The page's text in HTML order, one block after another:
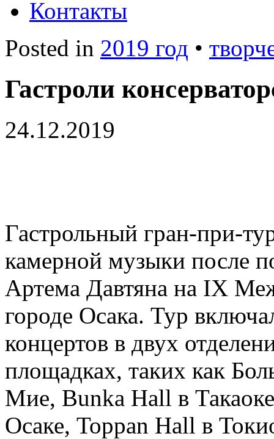
Контакты
Posted in 2019 год •
Гастроли
24.12.2019
Гастрольный гран-при-
камерной музыки после
Артема Давтяна на IX
городе Осака. Тур
концертов в двух
площадках, таких как
Мие, Bunka Hall в
Осаке, Toppan Hall в